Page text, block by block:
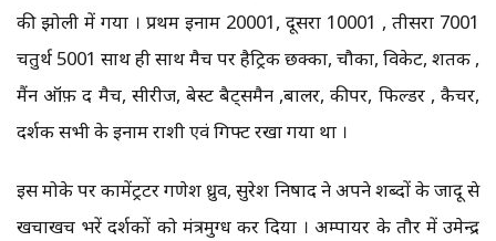
की झोली में गया । प्रथम इनाम 20001, दूसरा 10001 , तीसरा 7001
चतुर्थ 5001 साथ ही साथ मैच पर हैट्रिक छक्का, चौका, विकेट, शतक ,
मैंन ऑफ़ द मैच, सीरीज, बेस्ट बैट्समैन ,बालर, कीपर, फिल्डर , कैचर,
दर्शक सभी के इनाम राशी एवं गिफ्ट रखा गया था ।
इस मोके पर कामेंट्रटर गणेश ध्रुव, सुरेश निषाद ने अपने शब्दों के जादू से
खचाखच भरें दर्शकों को मंत्रमुग्ध कर दिया । अम्पायर के तौर में उमेन्द्र